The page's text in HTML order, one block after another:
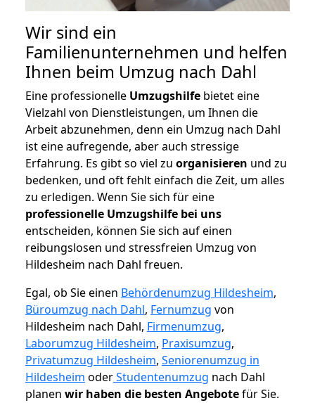
Wir sind ein
Familienunternehmen und helfen
Ihnen beim Umzug nach Dahl
Eine professionelle Umzugshilfe bietet eine
Vielzahl von Dienstleistungen, um Ihnen die
Arbeit abzunehmen, denn ein Umzug nach Dahl
ist eine aufregende, aber auch stressige
Erfahrung. Es gibt so viel zu organisieren und zu
bedenken, und oft fehlt einfach die Zeit, um alles
zu erledigen. Wenn Sie sich für eine
professionelle Umzugshilfe bei uns
entscheiden, können Sie sich auf einen
reibungslosen und stressfreien Umzug von
Hildesheim nach Dahl freuen.
Egal, ob Sie einen Behördenumzug Hildesheim,
Büroumzug nach Dahl, Fernumzug von
Hildesheim nach Dahl, Firmenumzug,
Laborumzug Hildesheim, Praxisumzug,
Privatumzug Hildesheim, Seniorenumzug in
Hildesheim oderStudentenumzug nach Dahl
planen wir haben die besten Angebotefür Sie.